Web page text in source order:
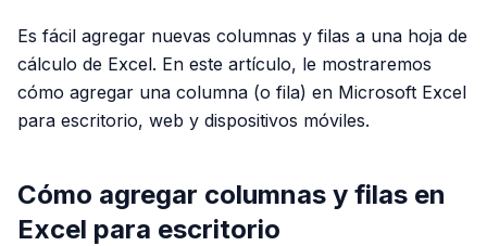
Es fácil agregar nuevas columnas y filas a una hoja de
cálculo de Excel. En este artículo, le mostraremos
cómo agregar una columna (o fila) en Microsoft Excel
para escritorio, web y dispositivos móviles.
Cómo agregar columnas y filas en
Excel para escritorio